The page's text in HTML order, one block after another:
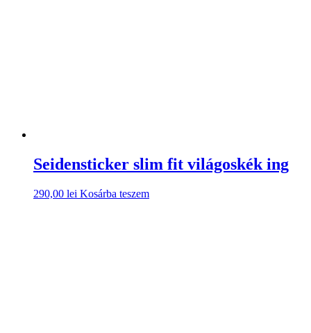
Seidensticker slim fit világoskék ing
290,00 lei Kosárba teszem